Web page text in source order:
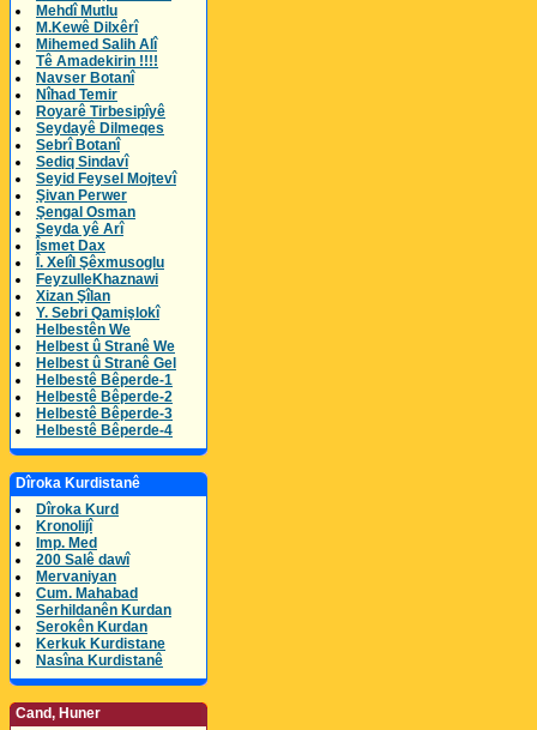
Mehdî Mutlu
M.Kewê Dilxêrî
Mihemed Salih Alî
Tê Amadekirin !!!!
Navser Botanî
Nîhad Temir
Royarê Tirbesipîyê
Seydayê Dilmeqes
Sebrî Botanî
Sediq Sindavî
Seyid Feysel Mojtevî
Şivan Perwer
Şengal Osman
Seyda yê Arî
Îsmet Dax
Î. Xelîl Şêxmusoglu
FeyzulleKhaznawi
Xizan Şîlan
Y. Sebri Qamişlokî
Helbestên We
Helbest û Stranê We
Helbest û Stranê Gel
Helbestê Bêperde-1
Helbestê Bêperde-2
Helbestê Bêperde-3
Helbestê Bêperde-4
Dîroka Kurdistanê
Dîroka Kurd
Kronolijî
Imp. Med
200 Salê dawî
Mervaniyan
Cum. Mahabad
Serhildanên Kurdan
Serokên Kurdan
Kerkuk Kurdistane
Nasîna Kurdistanê
Cand, Huner